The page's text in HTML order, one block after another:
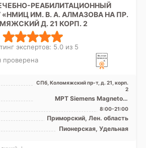
РЕАБИЛИТАЦИОННЫЙ
ИМ. В. А. АЛМАЗОВА НА ПР.
Д. 21 КОРП. 2
экспертов: 5.0 из 5
проверена
СПб, Коломяжский пр-т, д. 21, корп.
2
МРТ Siemens Magnetom
Magnetom Espree 1.5 Тесла,
КТ Philips Ingenuity E ...
8:00-21:00
Приморский, Лен. область
Пионерская, Удельная